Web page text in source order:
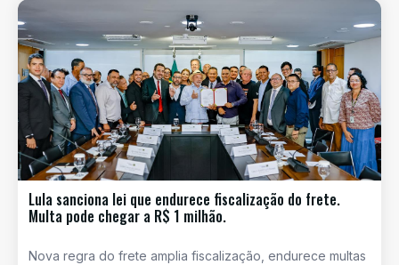
Lula sanciona lei que endurece fiscalização do frete.
Multa pode chegar a R$ 1 milhão.
Nova regra do frete amplia fiscalização, endurece multas